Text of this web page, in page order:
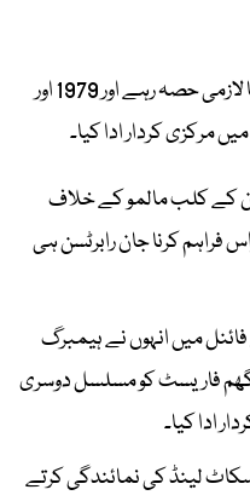
وہ فاریسٹ کی تاریخ کے سنہری دور کا لازمی حصہ رہے اور 1979 اور
کے کلب مالمو کے خلاف
فراہم کرنا جان رابرٹسن ہی
میں انہوں نے ہیمبرگ
فاریسٹ کو مسلسل دوسری
ادا کیا۔
اسکاٹ لینڈ کی نمائندگی کرتے